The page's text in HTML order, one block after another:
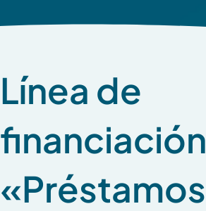
Línea de
financiación
«Préstamos